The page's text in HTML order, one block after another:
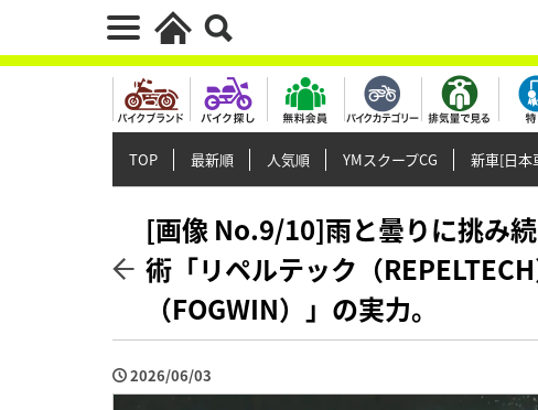
TOP 最新順 人気順 YMスクープCG 新車[日本
[画像 No.9/10]雨と曇りに挑み
術「リペルテック（
（FOGWIN）」の実力。
2026/06/03